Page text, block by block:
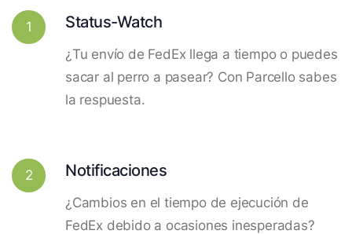
1 Status-Watch
¿Tu envío de FedEx llega a tiempo o puedes
sacar al perro a pasear? Con Parcello sabes
la respuesta.
2 Notificaciones
¿Cambios en el tiempo de ejecución de
FedEx debido a ocasiones inesperadas?